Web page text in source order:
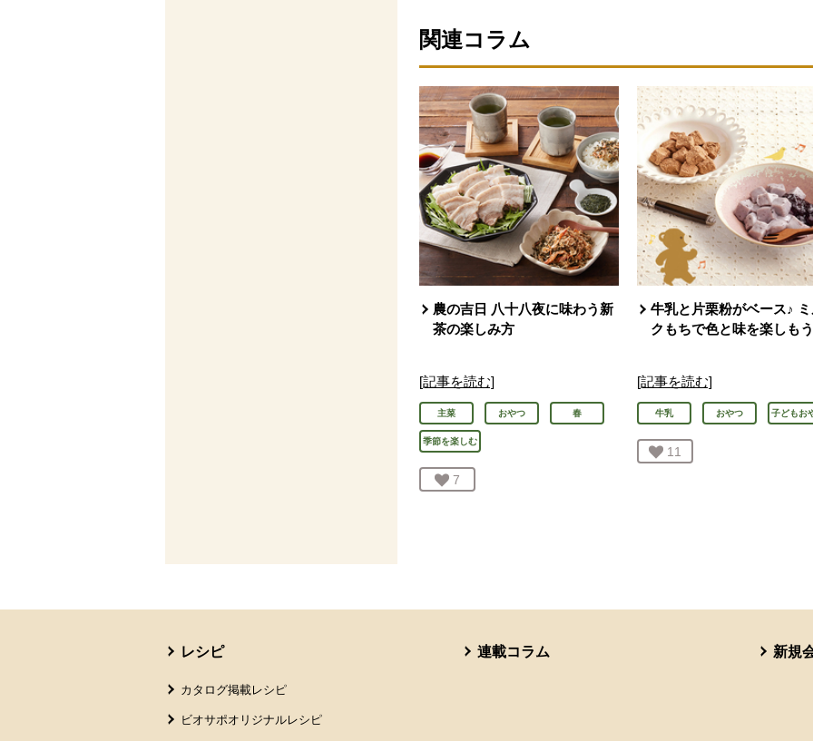
関連コラム
農の吉日 八十八夜に味わう新
茶の楽しみ方
[記事を読む]
主菜 おやつ 春
季節を楽しむ
お気に入り登録：
7
牛乳と片栗粉がベース♪
クもちで色と味を楽しもう
[記事を読む]
牛乳 おやつ 子どもお
お気に入り登録：
11
レシピ
カタログ掲載レシピ
ビオサポオリジナルレシピ
連載コラム 新規